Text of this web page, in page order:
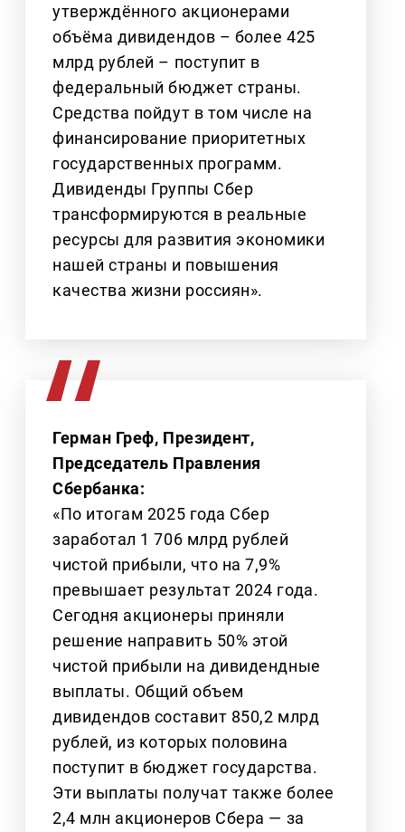
утверждённого акционерами
объёма дивидендов – более 425
млрд рублей – поступит в
федеральный бюджет страны.
Средства пойдут в том числе на
финансирование приоритетных
государственных программ.
Дивиденды Группы Сбер
трансформируются в реальные
ресурсы для развития экономики
нашей страны и повышения
качества жизни россиян».
Герман Греф, Президент,
Председатель Правления
Сбербанка:
«По итогам 2025 года Сбер
заработал 1 706 млрд рублей
чистой прибыли, что на 7,9%
превышает результат 2024 года.
Сегодня акционеры приняли
решение направить 50% этой
чистой прибыли на дивидендные
выплаты. Общий объем
дивидендов составит 850,2 млрд
рублей, из которых половина
поступит в бюджет государства.
Эти выплаты получат также более
2,4 млн акционеров Сбера — за